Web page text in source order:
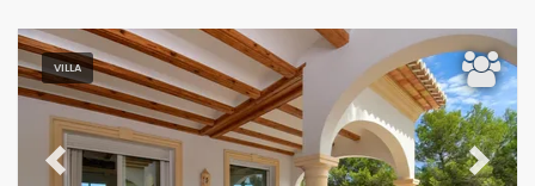
VILLA
Previous Next